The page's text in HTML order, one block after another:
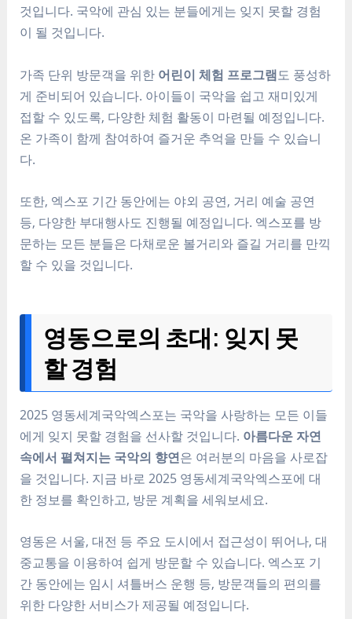
것입니다. 국악에 관심 있는 분들에게는 잊지 못할 경험
이 될 것입니다.
가족 단위 방문객을 위한 어린이 체험 프로그램도 풍성하
게 준비되어 있습니다. 아이들이 국악을 쉽고 재미있게
접할 수 있도록, 다양한 체험 활동이 마련될 예정입니다.
온 가족이 함께 참여하여 즐거운 추억을 만들 수 있습니
다.
또한, 엑스포 기간 동안에는 야외 공연, 거리 예술 공연
등, 다양한 부대행사도 진행될 예정입니다. 엑스포를 방
문하는 모든 분들은 다채로운 볼거리와 즐길 거리를 만끽
할 수 있을 것입니다.
영동으로의 초대: 잊지 못
할 경험
2025 영동세계국악엑스포는 국악을 사랑하는 모든 이들
에게 잊지 못할 경험을 선사할 것입니다. 아름다운 자연
속에서 펼쳐지는 국악의 향연은 여러분의 마음을 사로잡
을 것입니다. 지금 바로 2025 영동세계국악엑스포에 대
한 정보를 확인하고, 방문 계획을 세워보세요.
영동은 서울, 대전 등 주요 도시에서 접근성이 뛰어나, 대
중교통을 이용하여 쉽게 방문할 수 있습니다. 엑스포 기
간 동안에는 임시 셔틀버스 운행 등, 방문객들의 편의를
위한 다양한 서비스가 제공될 예정입니다.